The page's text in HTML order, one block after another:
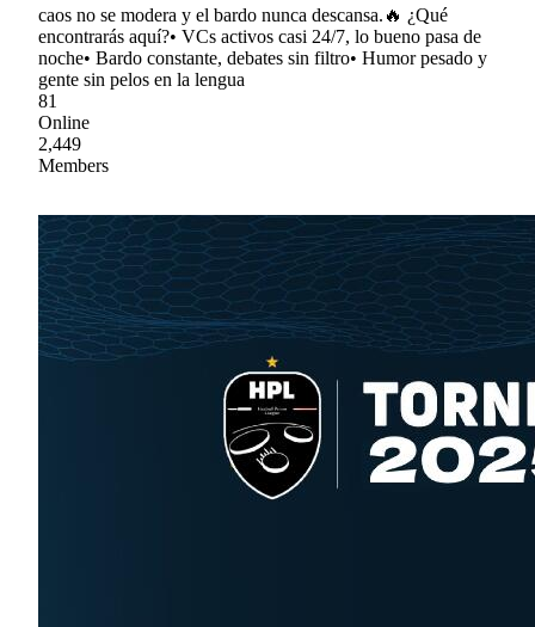
caos no se modera y el bardo nunca descansa.🔥 ¿Qué
encontrarás aquí?• VCs activos casi 24/7, lo bueno pasa de
noche• Bardo constante, debates sin filtro• Humor pesado y
gente sin pelos en la lengua
81
Online
2,449
Members